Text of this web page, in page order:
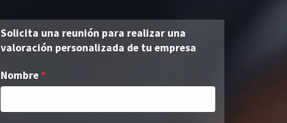
Solicita una reunión para realizar una
valoración personalizada de tu empresa
Nombre